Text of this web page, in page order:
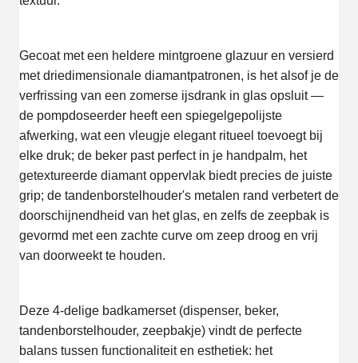
Gecoat met een heldere mintgroene glazuur en versierd
met driedimensionale diamantpatronen, is het alsof je de
verfrissing van een zomerse ijsdrank in glas opsluit —
de pompdoseerder heeft een spiegelgepolijste
afwerking, wat een vleugje elegant ritueel toevoegt bij
elke druk; de beker past perfect in je handpalm, het
getextureerde diamant oppervlak biedt precies de juiste
grip; de tandenborstelhouder's metalen rand verbetert de
doorschijnendheid van het glas, en zelfs de zeepbak is
gevormd met een zachte curve om zeep droog en vrij
van doorweekt te houden.
Deze 4-delige badkamerset (dispenser, beker,
tandenborstelhouder, zeepbakje) vindt de perfecte
balans tussen functionaliteit en esthetiek: het